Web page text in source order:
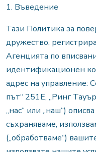
1. Въведение
Тази Политика за
дружество,
Агенцията по
идентификационен
адрес на управление:
път“ 251Е, „Ринг
„нас“ или „наш“)
съхраняваме,
(„обработваме“)